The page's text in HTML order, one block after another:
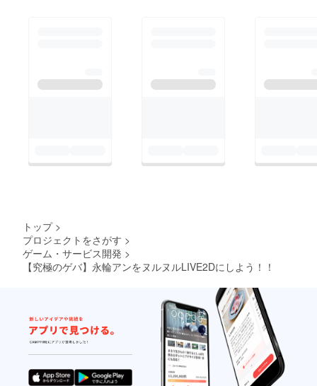
トップ >
プロジェクトをさがす >
ゲーム・サービス開発 >
【究極のゲバ】永輪アンをヌルヌルLIVE2Dにしよう！！